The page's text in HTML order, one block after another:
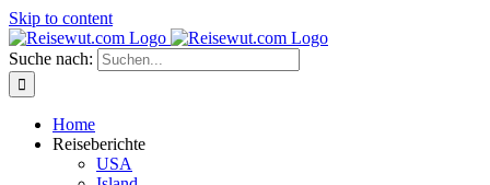
Skip to content
Suche nach:
Home
Reiseberichte
USA